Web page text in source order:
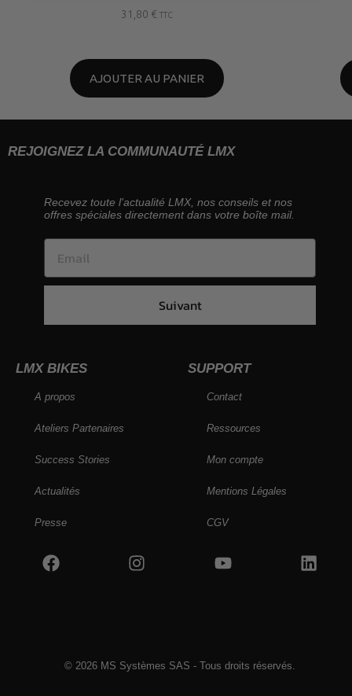
31,80 € TTC
AJOUTER AU PANIER
REJOIGNEZ LA COMMUNAUTÉ LMX
Recevez toute l'actualité LMX, nos conseils et nos
offres spéciales directement dans votre boîte mail.
Suivant
LMX BIKES
A propos
Ateliers Partenaires
Success Stories
Actualités
Presse
SUPPORT
Contact
Ressources
Mon compte
Mentions Légales
CGV
© 2026 MS Systèmes SAS - Tous droits réservés.